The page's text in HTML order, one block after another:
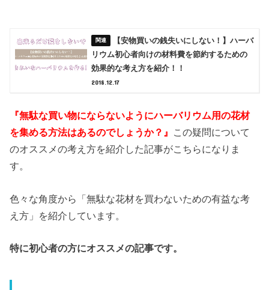
【安物買いの銭失いにしない！】ハーバ
リウム初心者向けの材料費を節約するための
効果的な考え方を紹介！！
2018.12.17
『無駄な買い物にならないようにハーバリウム用の花材
を集める方法はあるのでしょうか？』 この疑問について
のオススメの考え方を紹介した記事がこちらになりま
す。
色々な角度から「無駄な花材を買わないための有益な考
え方」を紹介しています。
特に初心者の方にオススメの記事です。